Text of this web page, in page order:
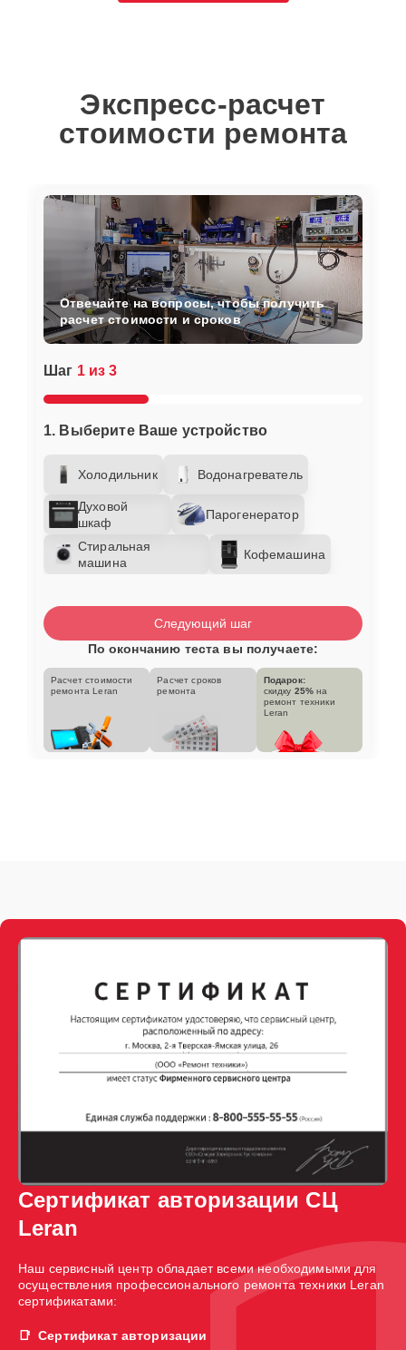
Экспресс-расчет
стоимости ремонта
Шаг 1 из 3
1. Выберите Ваше устройство
Холодильник Водонагреватель
Духовой
шкаф
Парогенератор
Стиральная
машина
Кофемашина
Отвечайте на вопросы, чтобы получить
расчет стоимости и сроков
Следующий шаг
По окончанию теста вы получаете:
Расчет стоимости
ремонта Leran
Расчет сроков
ремонта
Подарок:
скидку 25% на
ремонт техники
Leran
Сертификат авторизации СЦ
Leran
Наш сервисный центр обладает всеми необходимыми для
осуществления профессионального ремонта техники Leran
сертификатами:
Сертификат авторизации